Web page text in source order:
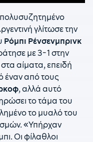
γλίτωσε την
Ρόμπι Ρένσενμπρινκ
με 3-1 στην
αίματα, επειδή
έναν από τους
, αλλά αυτό
το τάμα του
το μυαλό του
«Υπήρχαν
Οι φίλαθλοι